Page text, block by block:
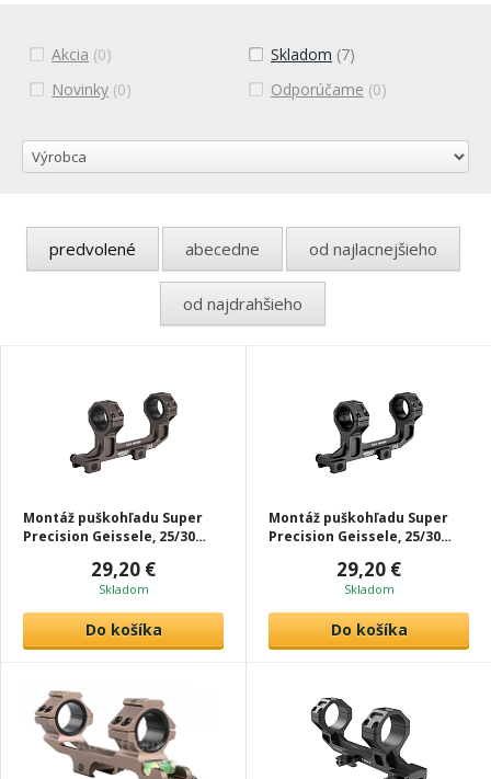
Akcia (0) Skladom (7)
Novinky (0) Odporúčame (0)
predvolené abecedne od najlacnejšieho
od najdrahšieho
Montáž puškohľadu Super
Precision Geissele, 25/30
29,20 €
Skladom
Do košíka
Montáž puškohľadu Super
Precision Geissele, 25/30
29,20 €
Skladom
Do košíka